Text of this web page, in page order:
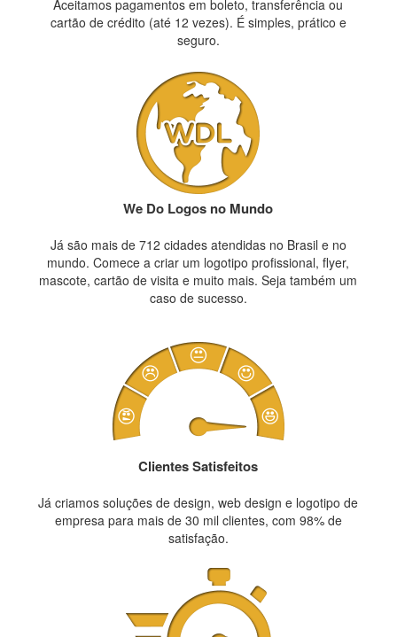
Aceitamos pagamentos em boleto, transferência ou
cartão de crédito (até 12 vezes). É simples, prático e
seguro.
We Do Logos no Mundo
Já são mais de 712 cidades atendidas no Brasil e no
mundo. Comece a criar um logotipo profissional, flyer,
mascote, cartão de visita e muito mais. Seja também um
caso de sucesso.
Clientes Satisfeitos
Já criamos soluções de design, web design e logotipo de
empresa para mais de 30 mil clientes, com 98% de
satisfação.